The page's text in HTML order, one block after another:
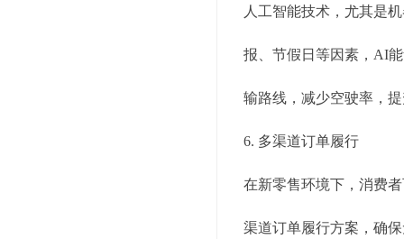
人工智能技术，尤其是
报、节假日等因素，AI
输路线，减少空驶率，
6. 多渠道订单履行
在新零售环境下，消费
渠道订单履行方案，确